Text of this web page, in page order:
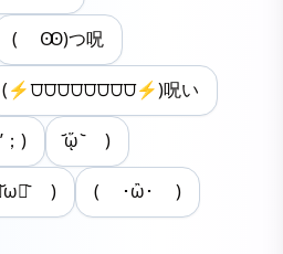
( Ꙭ)つ呪
(⚡⩌⩌⩌⩌⩌⩌⩌⩌⚡)呪い
) ᷄ᾥ ᷅ )
) ( ･ὢ･ )